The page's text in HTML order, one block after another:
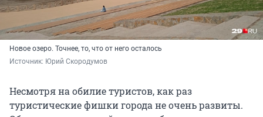
Новое озеро. Точнее, то, что от него осталось
Источник: Юрий Скородумов
Несмотря на обилие туристов, как раз
туристические фишки города не очень развиты.